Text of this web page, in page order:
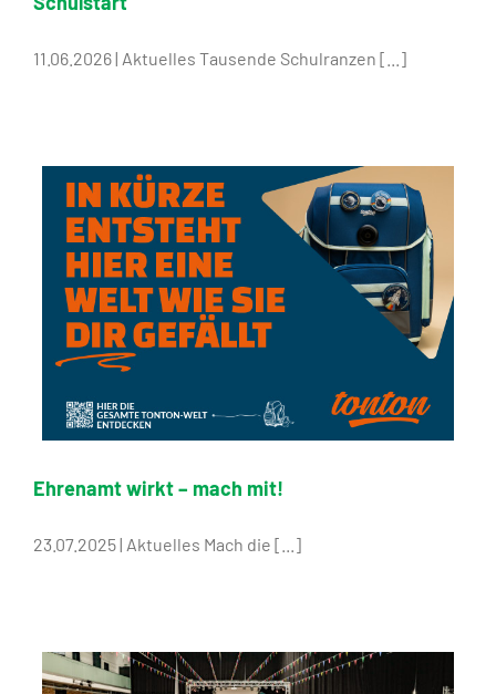
11.06.2026 | Aktuelles Tausende Schulranzen [...]
Ehrenamt wirkt – mach mit!
23.07.2025 | Aktuelles Mach die [...]